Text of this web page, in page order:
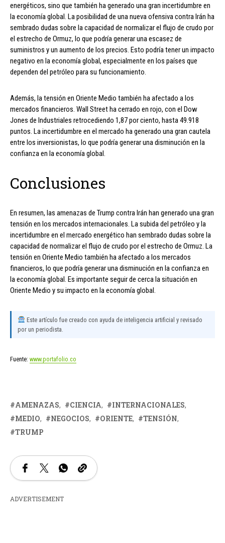
energéticos, sino que también ha generado una gran incertidumbre en
la economía global. La posibilidad de una nueva ofensiva contra Irán ha
sembrado dudas sobre la capacidad de normalizar el flujo de crudo por
el estrecho de Ormuz, lo que podría generar una escasez de
suministros y un aumento de los precios. Esto podría tener un impacto
negativo en la economía global, especialmente en los países que
dependen del petróleo para su funcionamiento.
Además, la tensión en Oriente Medio también ha afectado a los
mercados financieros. Wall Street ha cerrado en rojo, con el Dow
Jones de Industriales retrocediendo 1,87 por ciento, hasta 49.918
puntos. La incertidumbre en el mercado ha generado una gran cautela
entre los inversionistas, lo que podría generar una disminución en la
confianza en la economía global.
Conclusiones
En resumen, las amenazas de Trump contra Irán han generado una gran
tensión en los mercados internacionales. La subida del petróleo y la
incertidumbre en el mercado energético han sembrado dudas sobre la
capacidad de normalizar el flujo de crudo por el estrecho de Ormuz. La
tensión en Oriente Medio también ha afectado a los mercados
financieros, lo que podría generar una disminución en la confianza en
la economía global. Es importante seguir de cerca la situación en
Oriente Medio y su impacto en la economía global.
Este artículo fue creado con ayuda de inteligencia artificial y revisado
por un periodista.
Fuente: www.portafolio.co
AMENAZAS CIENCIA
INTERNACIONALES
MEDIO
NEGOCIOS ORIENTE
TENSIÓN
TRUMP
ADVERTISEMENT